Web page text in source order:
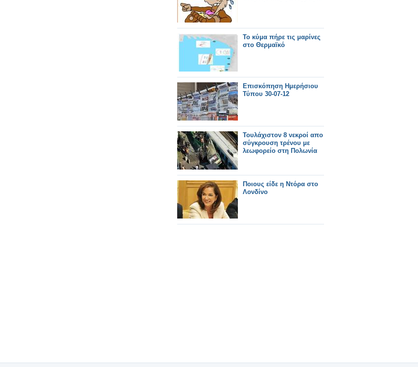
Το κύμα πήρε τις μαρίνες
στο Θερμαϊκό
Επισκόπηση Ημερήσιου
Τύπου 30-07-12
Τουλάχιστον 8 νεκροί απο
σύγκρουση τρένου με
λεωφορείο στη Πολωνία
Ποιους είδε η Ντόρα στο
Λονδίνο